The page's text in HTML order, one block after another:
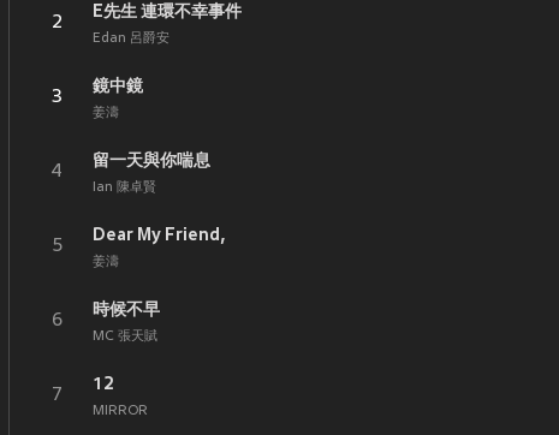
2
E先生 連環不幸事件
Edan 呂爵安
3
鏡中鏡
姜濤
4
留一天與你喘息
Ian 陳卓賢
5
Dear My Friend,
姜濤
6
時候不早
MC 張天賦
7
12
MIRROR